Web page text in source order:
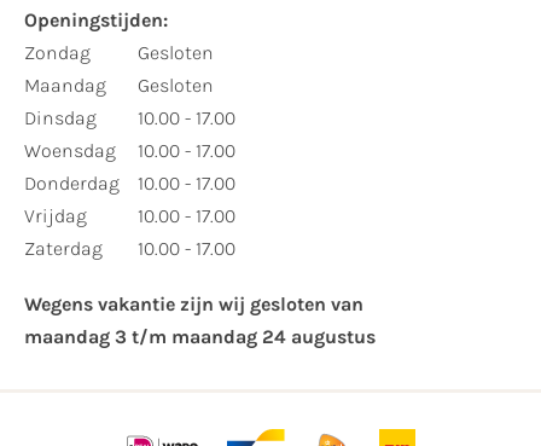
Openingstijden:​
​Zondag
Maandag
Dinsdag
Woensdag
Donderdag
Vrijdag
Zaterdag
Gesloten
Gesloten
10.00 - 17.00
10.00 - 17.00
10.00 - 17.00
10.00 - 17.00
10.00 - 17.00
Wegens vakantie zijn wij gesloten van ​
maandag 3 t/m maandag 24 augustus